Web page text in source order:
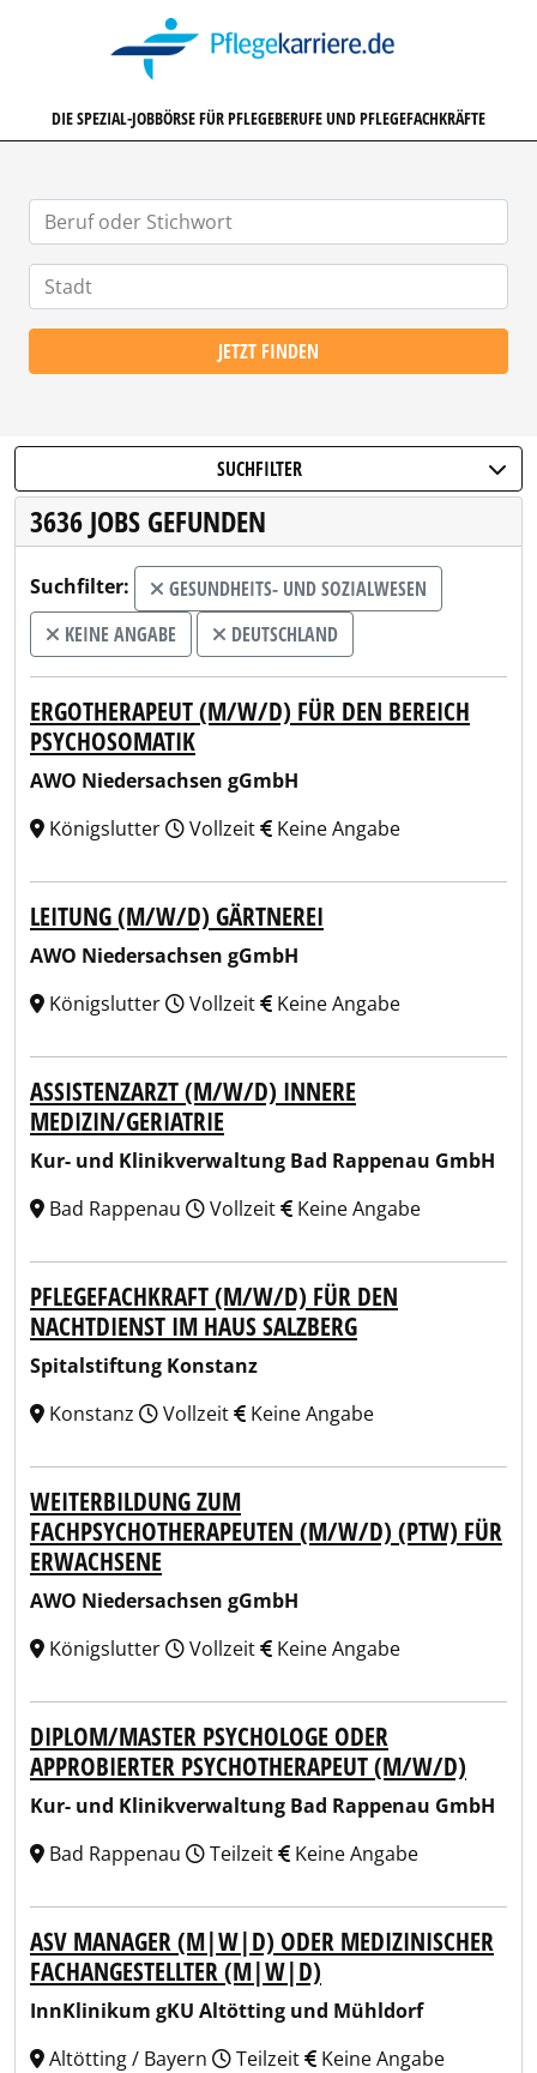
DIE SPEZIAL-JOBBÖRSE FÜR PFLEGEBERUFE UND PFLEGEFACHKRÄFTE
JETZT FINDEN
SUCHFILTER
3636 JOBS GEFUNDEN
Suchfilter:
GESUNDHEITS- UND SOZIALWESEN
KEINE ANGABE
DEUTSCHLAND
ERGOTHERAPEUT (M/W/D) FÜR DEN BEREICH
PSYCHOSOMATIK
AWO Niedersachsen gGmbH
Königslutter
Vollzeit Keine Angabe
LEITUNG (M/W/D) GÄRTNEREI
AWO Niedersachsen gGmbH
Königslutter
Vollzeit Keine Angabe
ASSISTENZARZT (M/W/D) INNERE
MEDIZIN/GERIATRIE
Kur- und Klinikverwaltung Bad Rappenau GmbH
Bad Rappenau
Vollzeit Keine Angabe
PFLEGEFACHKRAFT (M/W/D) FÜR DEN
NACHTDIENST IM HAUS SALZBERG
Spitalstiftung Konstanz
Konstanz
Vollzeit Keine Angabe
WEITERBILDUNG ZUM
FACHPSYCHOTHERAPEUTEN (M/W/D) (PTW) FÜR
ERWACHSENE
AWO Niedersachsen gGmbH
Königslutter
Vollzeit Keine Angabe
DIPLOM/MASTER PSYCHOLOGE ODER
APPROBIERTER PSYCHOTHERAPEUT (M/W/D)
Kur- und Klinikverwaltung Bad Rappenau GmbH
Bad Rappenau
Teilzeit Keine Angabe
ASV MANAGER (M|W|D) ODER MEDIZINISCHER
FACHANGESTELLTER (M|W|D)
InnKlinikum gKU Altötting und Mühldorf
Altötting / Bayern
Teilzeit Keine Angabe